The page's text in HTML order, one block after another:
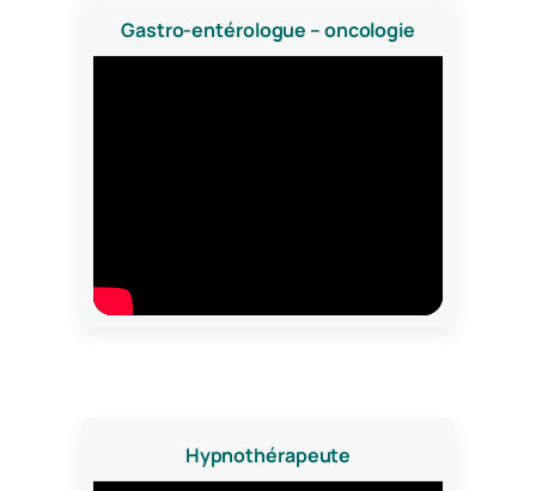
Gastro-entérologue – oncologie
Hypnothérapeute